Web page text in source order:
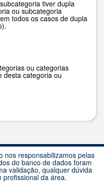
tiver dupla
ou subcategoria
todos os casos de dupla
ou categorias
desta categoria ou
nos responsabilizamos pelas
do banco de dados foram
validação, qualquer dúvida
da área.